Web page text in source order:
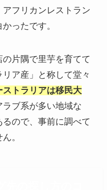
フリカンレストラン
ったです。
片隅で里芋を育てて
ア産」と称して堂々
ストラリアは移民大
ブ系が多い地域な
ので、事前に調べて
。